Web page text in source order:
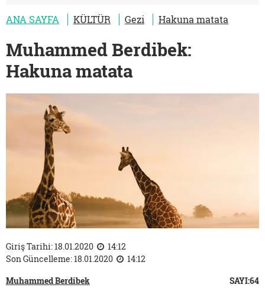
ANA SAYFA KÜLTÜR Gezi Hakuna matata
Muhammed Berdibek:
Hakuna matata
Giriş Tarihi: 18.01.2020
14:12
Son Güncelleme: 18.01.2020
14:12
Muhammed Berdibek
SAYI:64